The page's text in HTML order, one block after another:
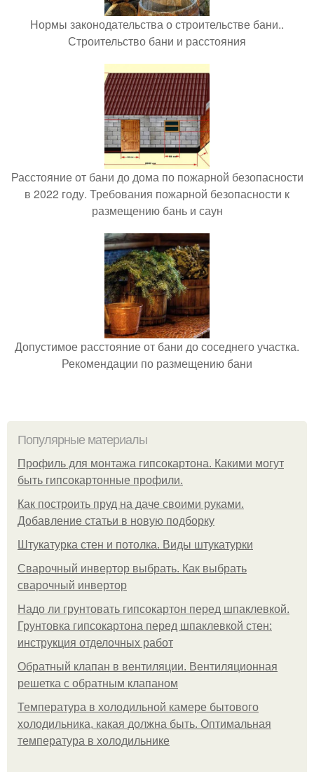
Нормы законодательства о строительстве бани..
Строительство бани и расстояния
Расстояние от бани до дома по пожарной безопасности
в 2022 году. Требования пожарной безопасности к
размещению бань и саун
Допустимое расстояние от бани до соседнего участка.
Рекомендации по размещению бани
Популярные материалы
Профиль для монтажа гипсокартона. Какими могут
быть гипсокартонные профили.
Как построить пруд на даче своими руками.
Добавление статьи в новую подборку
Штукатурка стен и потолка. Виды штукатурки
Сварочный инвертор выбрать. Как выбрать
сварочный инвертор
Надо ли грунтовать гипсокартон перед шпаклевкой.
Грунтовка гипсокартона перед шпаклевкой стен:
инструкция отделочных работ
Обратный клапан в вентиляции. Вентиляционная
решетка с обратным клапаном
Температура в холодильной камере бытового
холодильника, какая должна быть. Оптимальная
температура в холодильнике